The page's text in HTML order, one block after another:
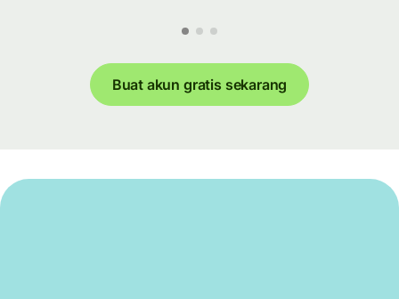
Buat akun gratis sekarang